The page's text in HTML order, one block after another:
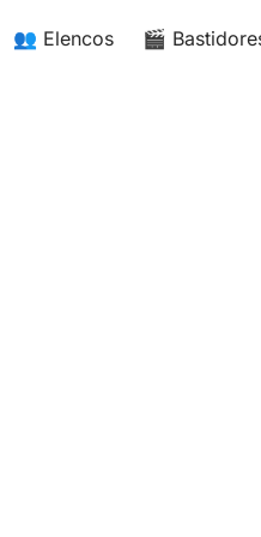
👥 Elencos 🎬